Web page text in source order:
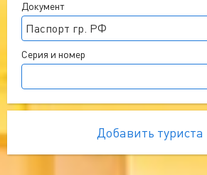
Документ
Паспорт гр. РФ
Серия и номер
Добавить туриста